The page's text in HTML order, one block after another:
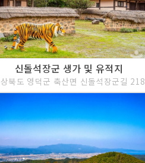
신돌석장군 생가 및 유적지
북도 영덕군 축산면 신돌석장군길 218